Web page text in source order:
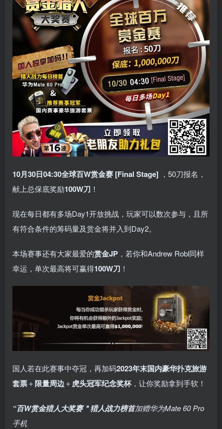
10月30日04:30全球百W赏金赛 [Final Stage] ，50刀报名，
献上总保底奖励100W刀 ！
现在每日都有多场Day1开放挑战，玩家可以数次参与，且所
有符合条件的筹码量及赏金将并入到Day2。
本场赛事还有大家最爱的赏金JP ，若你和Andrew Robl同样
幸运，单次最高将可赢得100W刀 ！
国人若在此赛事中夺冠，再加码2023年末国内豪华扑克旅游
套票＋限量周边＋虎头冠军纪念奖杯，让你奖励拿到手软！
“百W赏金猎人大奖赛＂猎人战力榜首加赠华为Mate 60 Pro
手机